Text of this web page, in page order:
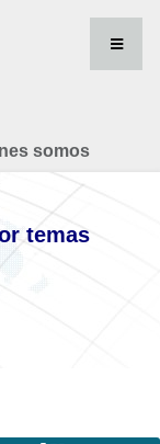
somos
temas